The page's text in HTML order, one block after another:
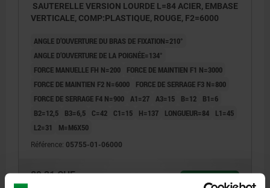
SAUTERELLE VERSION LOURDE L=84 ACIER, EMBASE
VERTICALE, COMP:PLASTIQUE, ROUGE, F2=6000
ANGLE D’OUVERTURE DU BRAS DE FIXATION=210°
ANGLE D’OUVERTURE DE LA POIGNÉE=134°
FORCE MANUELLE FH N=200
FORCE DE MAINTIEN F1 N=3000
FORCE DE MAINTIEN F2 N=6000
FORCE DE SERRAGE F3 N=800
FORCE DE SERRAGE F4 N=900 A1=27 A3=15 B=12
B1=6
B2=12,5
B3=6,5 C=42 C1=15 H=137 LONGUEUR=84
L1=45
L2=31
M=M6X50
Référence: 05755-01-06000
89,31 CHF
DÉTAILS